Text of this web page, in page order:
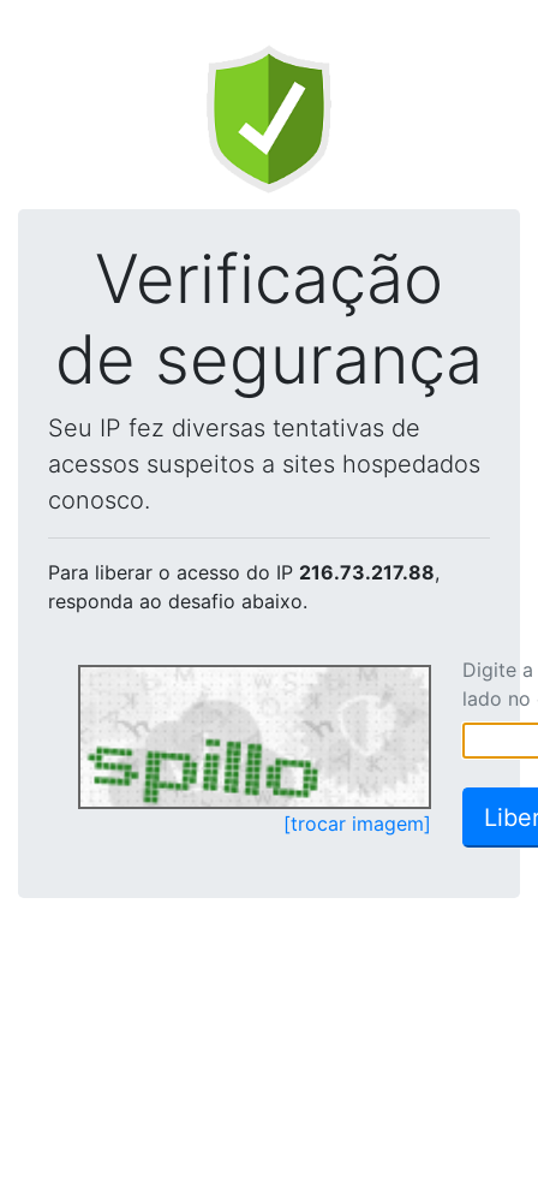
Verificação
de segurança
Seu IP fez diversas tentativas de
acessos suspeitos a sites hospedados
conosco.
Para liberar o acesso do IP 216.73.217.88,
responda ao desafio abaixo.
[trocar imagem]
Digite
lado no